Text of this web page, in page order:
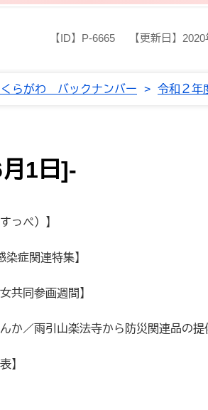
【ID】 P-6665 【更新日】
くらがわ バックナンバー > 令和２年
1日]-
っぺ）】
染症関連特集】
共同参画週間】
か／雨引山楽法寺から防災関連品の提
】